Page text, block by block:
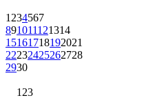
1 234567
891011121314
15161718192021
22232425262728
2930
1 23